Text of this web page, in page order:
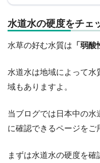
水道水の硬度をチェ
水草の好む水質は 「弱
水道水は地域によって
域もありますよ。
当ブログでは日本中の
に確認できるページをご
まずは水道水の硬度を